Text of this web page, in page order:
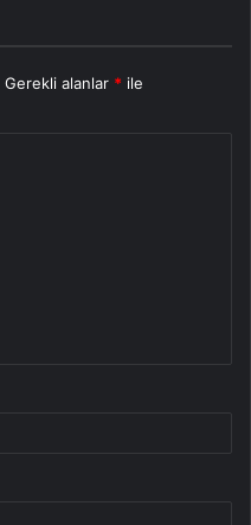
Gerekli alanlar * ile